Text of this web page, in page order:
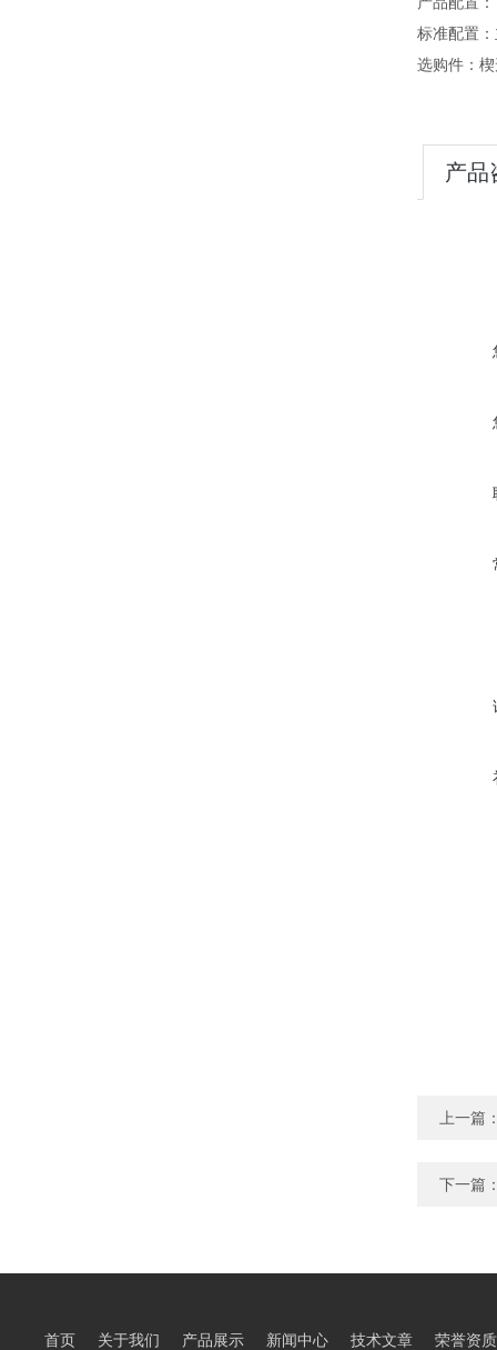
标准配置
选购件：
产品
上一篇
下一篇
首页 关于我们 产品展示 新闻中心 技术文章 荣誉资质